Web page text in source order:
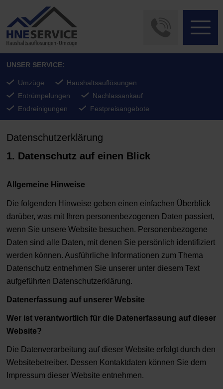
UNSER SERVICE:
Umzüge
Haushaltsauflösungen
Entrümpelungen
Nachlassankauf
Endreinigungen
Festpreisangebote
Datenschutzerklärung
1. Datenschutz auf einen Blick
Allgemeine Hinweise
Die folgenden Hinweise geben einen einfachen Überblick
darüber, was mit Ihren personenbezogenen Daten passiert,
wenn Sie unsere Website besuchen. Personenbezogene
Daten sind alle Daten, mit denen Sie persönlich identifiziert
werden können. Ausführliche Informationen zum Thema
Datenschutz entnehmen Sie unserer unter diesem Text
aufgeführten Datenschutzerklärung.
Datenerfassung auf unserer Website
Wer ist verantwortlich für die Datenerfassung auf dieser
Website?
Die Datenverarbeitung auf dieser Website erfolgt durch den
Websitebetreiber. Dessen Kontaktdaten können Sie dem
Impressum dieser Website entnehmen.